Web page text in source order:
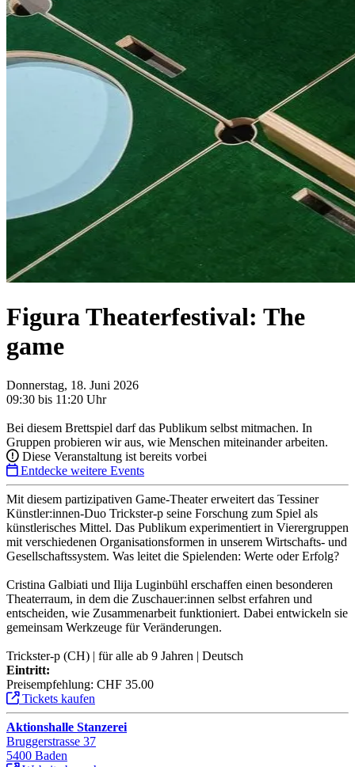
Figura Theaterfestival: The
game
Donnerstag, 18. Juni 2026
09:30 bis 11:20 Uhr
Bei diesem Brettspiel darf das Publikum selbst mitmachen. In
Gruppen probieren wir aus, wie Menschen miteinander arbeiten.
Diese Veranstaltung ist bereits vorbei
Entdecke weitere Events
Mit diesem partizipativen Game-Theater erweitert das Tessiner
Künstler:innen-Duo Trickster-p seine Forschung zum Spiel als
künstlerisches Mittel. Das Publikum experimentiert in Vierergruppen
mit verschiedenen Organisationsformen in unserem Wirtschafts- und
Gesellschaftssystem. Was leitet die Spielenden: Werte oder Erfolg?
Cristina Galbiati und Ilija Luginbühl erschaffen einen besonderen
Theaterraum, in dem die Zuschauer:innen selbst erfahren und
entscheiden, wie Zusammenarbeit funktioniert. Dabei entwickeln sie
gemeinsam Werkzeuge für Veränderungen.
Trickster-p (CH) | für alle ab 9 Jahren | Deutsch
Eintritt:
Preisempfehlung: CHF 35.00
Tickets kaufen
Aktionshalle Stanzerei
Bruggerstrasse 37
5400 Baden